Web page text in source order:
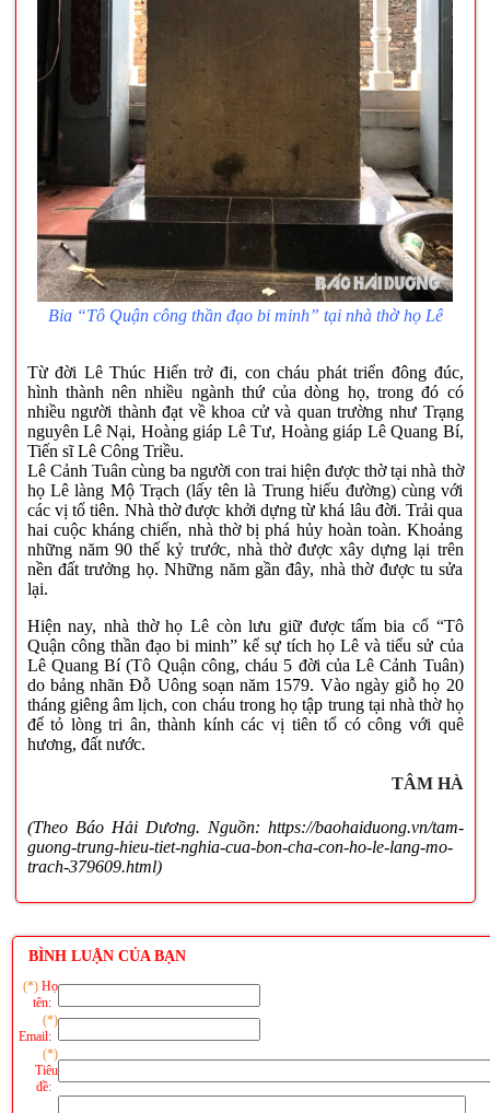
Bia “Tô Quận công thần đạo bi minh” tại nhà thờ họ Lê
Từ đời Lê Thúc Hiển trở đi, con cháu phát triển đông đúc,
hình thành nên nhiều ngành thứ của dòng họ, trong đó có
nhiều người thành đạt về khoa cử và quan trường như Trạng
nguyên Lê Nại, Hoàng giáp Lê Tư, Hoàng giáp Lê Quang Bí,
Tiến sĩ Lê Công Triều.
Lê Cảnh Tuân cùng ba người con trai hiện được thờ tại nhà thờ
họ Lê làng Mộ Trạch (lấy tên là Trung hiếu đường) cùng với
các vị tổ tiên. Nhà thờ được khởi dựng từ khá lâu đời. Trải qua
hai cuộc kháng chiến, nhà thờ bị phá hủy hoàn toàn. Khoảng
những năm 90 thế kỷ trước, nhà thờ được xây dựng lại trên
nền đất trưởng họ. Những năm gần đây, nhà thờ được tu sửa
lại.
Hiện nay, nhà thờ họ Lê còn lưu giữ được tấm bia cổ “Tô
Quận công thần đạo bi minh” kể sự tích họ Lê và tiểu sử của
Lê Quang Bí (Tô Quận công, cháu 5 đời của Lê Cảnh Tuân)
do bảng nhãn Đỗ Uông soạn năm 1579. Vào ngày giỗ họ 20
tháng giêng âm lịch, con cháu trong họ tập trung tại nhà thờ họ
để tỏ lòng tri ân, thành kính các vị tiên tổ có công với quê
hương, đất nước.
TÂM HÀ
(Theo Báo Hải Dương. Nguồn: https://baohaiduong.vn/tam-
guong-trung-hieu-tiet-nghia-cua-bon-cha-con-ho-le-lang-mo-
trach-379609.html)
BÌNH LUẬN CỦA BẠN
(*) Họ
tên:
(*)
Email:
(*)
Tiêu
đề: